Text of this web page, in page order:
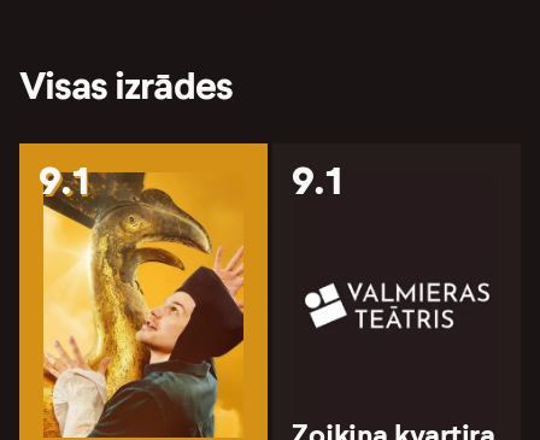
Visas izrādes
9.1 9.1